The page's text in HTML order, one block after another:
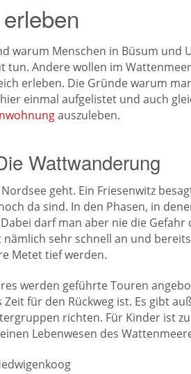
warum Menschen in Büsum und
tun. Andere wollen im
erleben. Die Gründe warum
einmal aufgelistet und auch
auszuleben.
Wattwanderung
geht. Ein Friesenwitz
da sind. In den Phasen, in
darf man aber nie die
nämlich sehr schnell an und
Metet tief werden.
werden geführte Touren
Zeit für den Rückweg ist. Es gibt
richten. Für Kinder ist
Lebenwesen des